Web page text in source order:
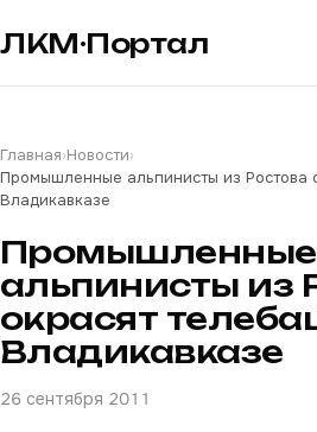
ЛКМ·Портал
Главная›Новости›
Промышленные альпинисты из Ростова
Владикавказе
Промышленные
альпинисты из
окрасят
Владикавказе
26 сентября 2011